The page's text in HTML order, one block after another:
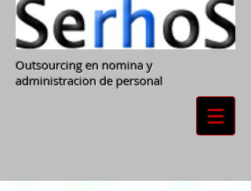
Outsourcing en nomina y
administracion de personal